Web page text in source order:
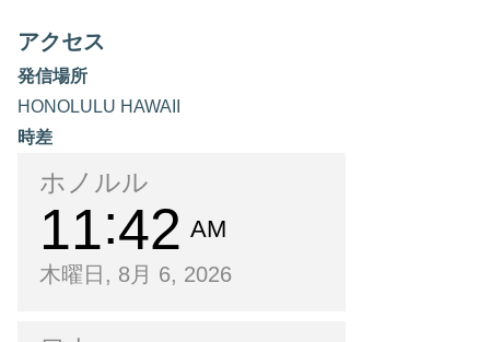
アクセス
発信場所
HONOLULU HAWAII
時差
ホノルル
11 42 AM
木曜日, 8月 6, 2026